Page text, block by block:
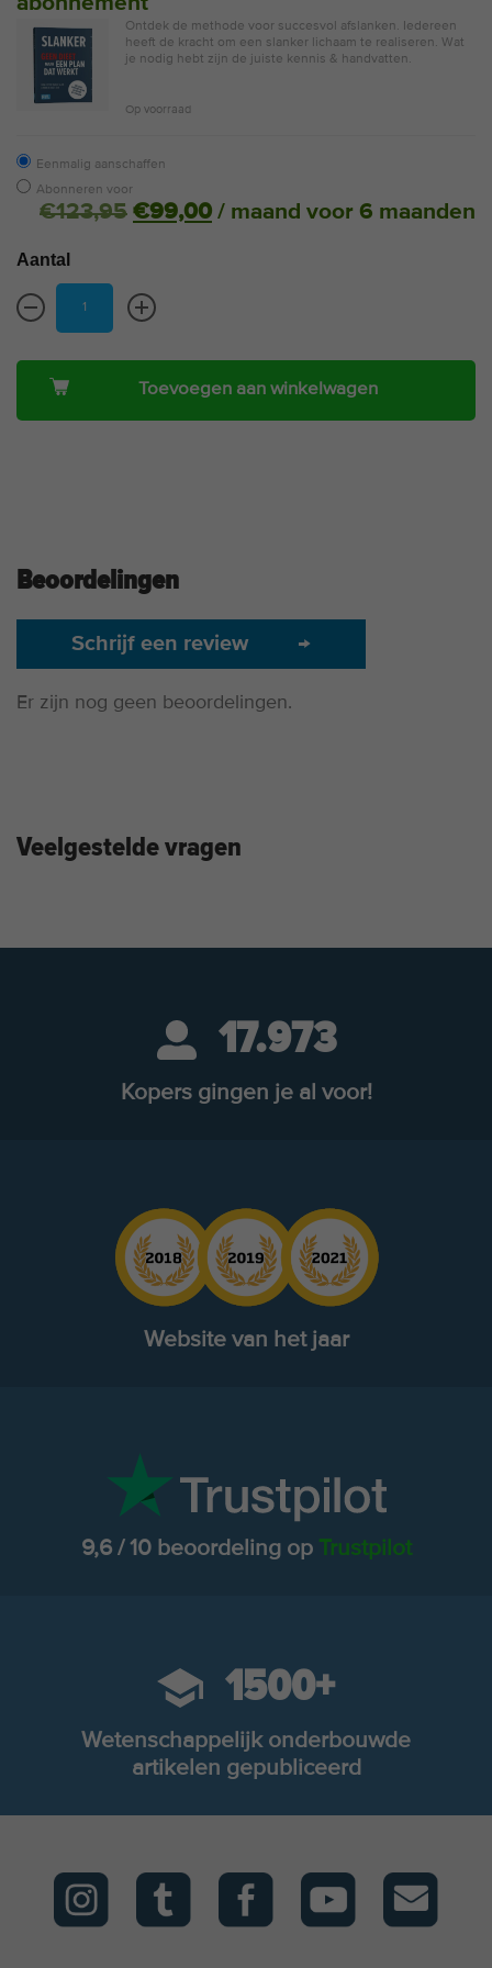
Ontdek de methode voor succesvol afslanken. Iedereen
heeft de kracht om een slanker lichaam te realiseren. Wat
je nodig hebt zijn de juiste kennis & handvatten.
Op voorraad
Eenmalig aanschaffen
Abonneren voor
€123,95 €99,00 / maand voor 6 maanden
Aantal
Toevoegen aan winkelwagen
Beoordelingen
Schrijf een review →
Er zijn nog geen beoordelingen.
Veelgestelde vragen
17.973
Kopers gingen je al voor!
Website van het jaar
9,6 / 10 beoordeling op Trustpilot
1500+
Wetenschappelijk onderbouwde
artikelen gepubliceerd